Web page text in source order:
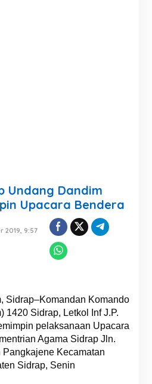
Undang Dandim
Upacara Bendera
2019, 9:57
Sidrap–Komandan Komando
1420 Sidrap, Letkol Inf J.P.
pelaksanaan Upacara
Agama Sidrap Jln.
Kecamatan
Sidrap, Senin